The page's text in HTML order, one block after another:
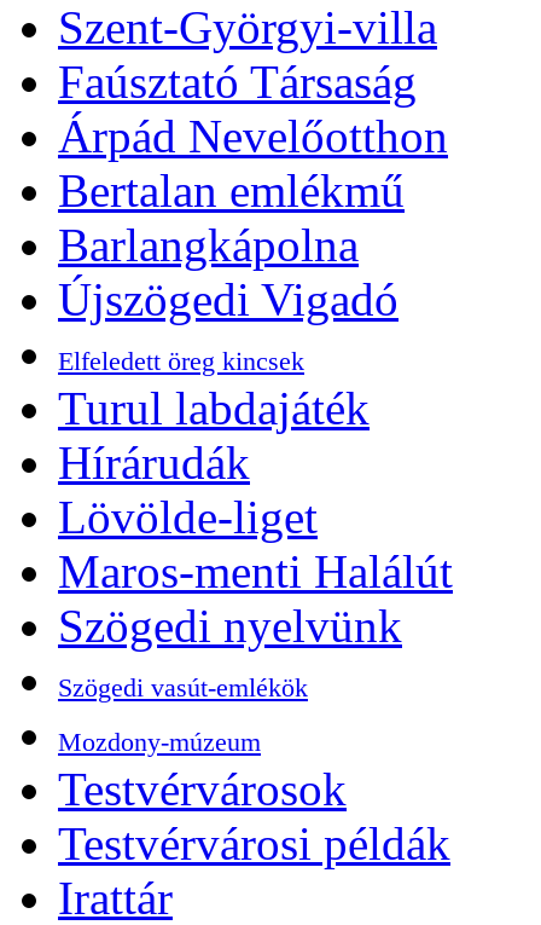
Szent-Györgyi-villa
Faúsztató Társaság
Árpád Nevelőotthon
Bertalan emlékmű
Barlangkápolna
Újszögedi Vigadó
Elfeledett öreg kincsek
Turul labdajáték
Hírárudák
Lövölde-liget
Maros-menti Halálút
Szögedi nyelvünk
Szögedi vasút-emlékök
Mozdony-múzeum
Testvérvárosok
Testvérvárosi példák
Irattár